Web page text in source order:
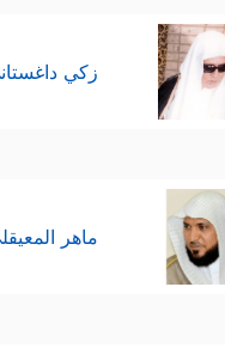
لأن أولاده في
ولكنها
عن انشغاله الآن
زكي
ماهر